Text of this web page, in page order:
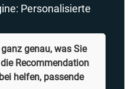
Personalisierte
genau, was Sie
Recommendation
helfen, passende